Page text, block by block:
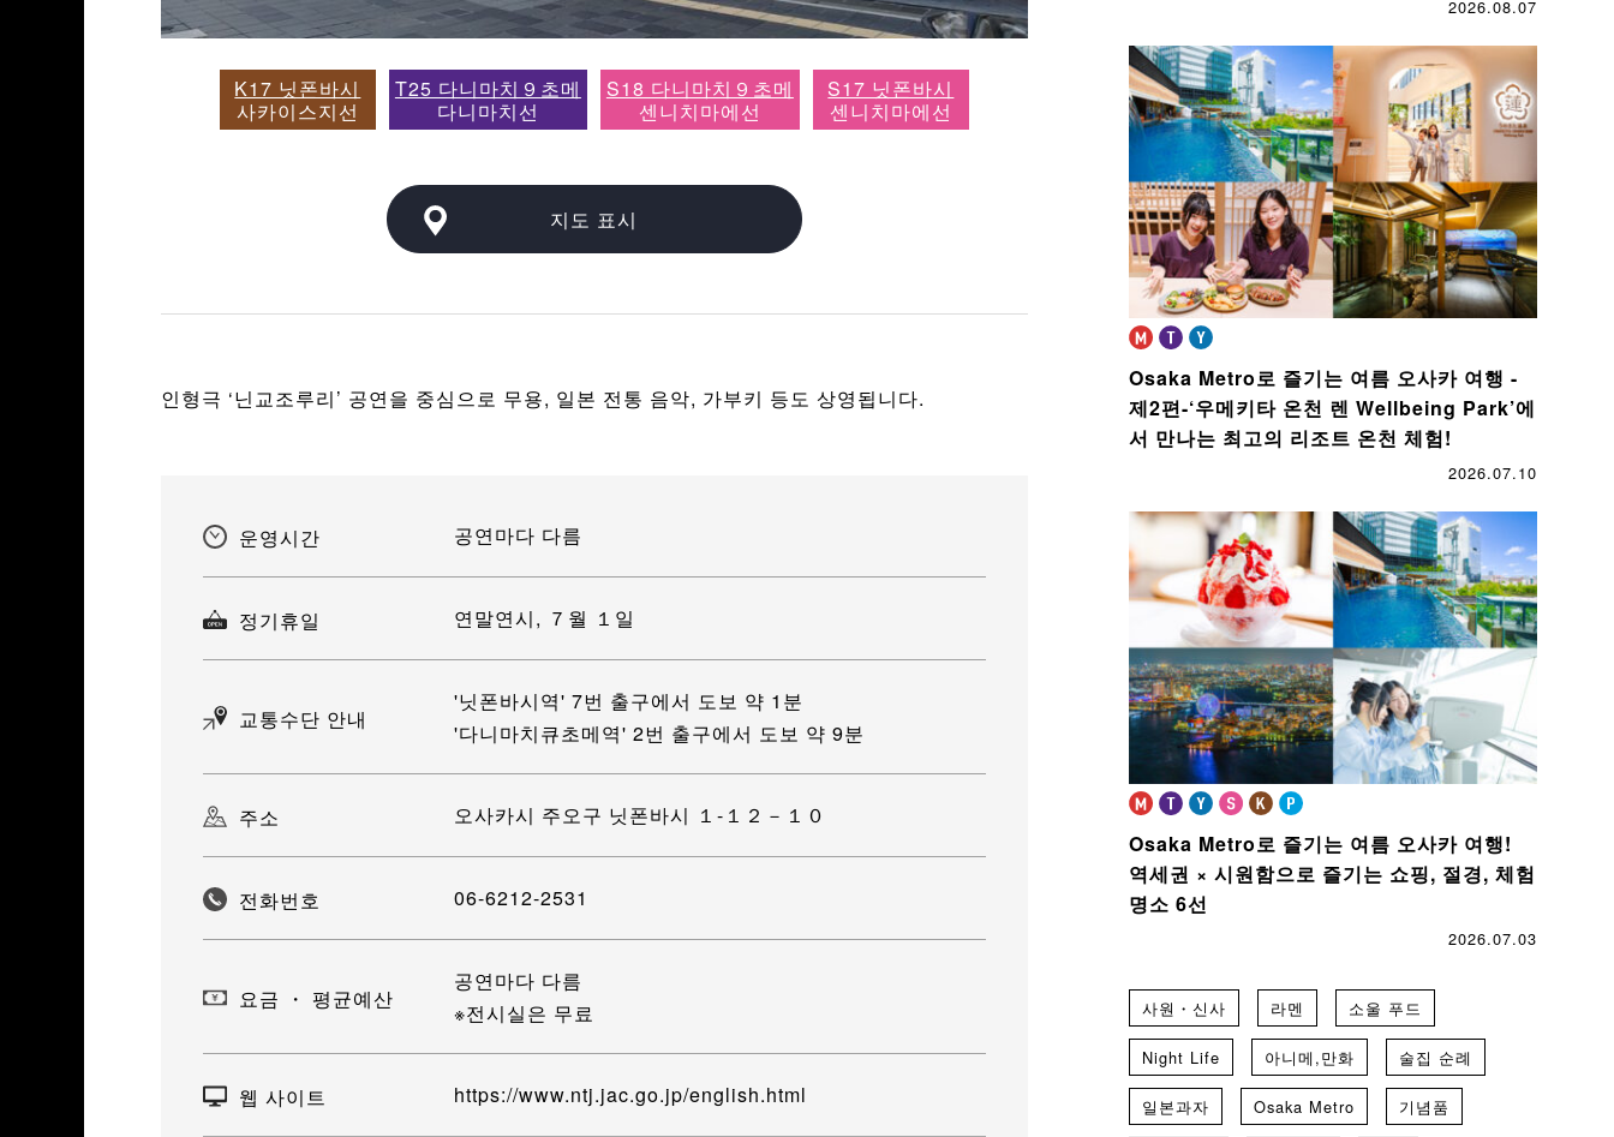
K17 닛폰바시
사카이스지선
T25 다니마치９초메
다니마치선
S18 다니마치９초메
센니치마에선
S17 닛폰바시
센니치마에선
지도 표시
인형극 ‘닌교조루리’ 공연을 중심으로 무용, 일본 전통 음악, 가부키 등도 상영됩니다.
운영시간 공연마다 다름
정기휴일 연말연시, ７월 １일
교통수단 안내
'닛폰바시역' 7번 출구에서 도보 약 1분
'다니마치큐초메역' 2번 출구에서 도보 약 9분
주소 오사카시 주오구 닛폰바시 １-１２－１０
전화번호 06-6212-2531
요금 ・ 평균예산
공연마다 다름
※전시실은 무료
웹 사이트 https://www.ntj.jac.go.jp/english.html
2026.08.07
Osaka Metro로 즐기는 여름 오사카 여행 -
제2편-‘우메키타 온천 렌 Wellbeing Park’에
서 만나는 최고의 리조트 온천 체험!
2026.07.10
Osaka Metro로 즐기는 여름 오사카 여행!
역세권 × 시원함으로 즐기는 쇼핑, 절경, 체험
명소 6선
2026.07.03
사원・신사 라멘 소울 푸드
Night Life 아니메,만화 술집 순례
일본과자 Osaka Metro 기념품